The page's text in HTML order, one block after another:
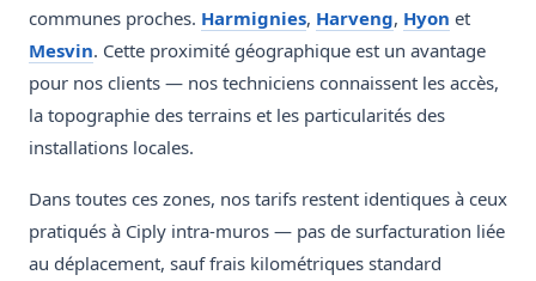
communes proches. Harmignies, Harveng, Hyon et
Mesvin. Cette proximité géographique est un avantage
pour nos clients — nos techniciens connaissent les accès,
la topographie des terrains et les particularités des
installations locales.
Dans toutes ces zones, nos tarifs restent identiques à ceux
pratiqués à Ciply intra-muros — pas de surfacturation liée
au déplacement, sauf frais kilométriques standard